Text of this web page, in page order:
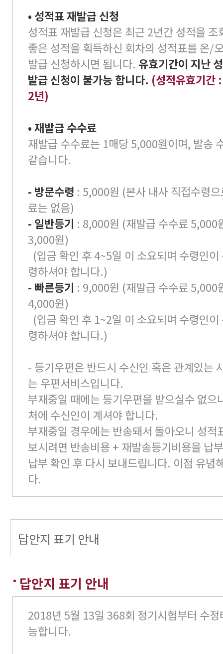
• 성적표 재발급 신청
성적표 재발급 신청은 최근 2년간 성적을 조
좋은 성적을 획득하신 회차의 성적표를 온/
발급 신청하시면 됩니다. 유효기간이 지난
발급 신청이 불가능 합니다. (성적유효기간
2년)
• 재발급 수수료
재발급 수수료는 1매당 5,000원이며, 발송
같습니다.
- 방문수령 : 5,000원 (본사 내사 직접수령
료는 없음)
- 일반등기 : 8,000원 (재발급 수수료 5,000
3,000원)
(입금 확인 후 4~5일 이 소요되며 수령인
령하셔야 합니다.)
- 빠른등기 : 9,000원 (재발급 수수료 5,000
4,000원)
(입금 확인 후 1~2일 이 소요되며 수령인
령하셔야 합니다.)
- 등기우편은 반드시 수신인 혹은 관계있는
는 우편서비스입니다.
부재중일 때에는 등기우편을 받으실수 없으
처에 수신인이 계셔야 합니다.
부재중일 경우에는 반송돼서 돌아오니 성적
보시려면 반송비용 + 재발송등기비용을 납
납부 확인 후 다시 보내드립니다. 이점 유념
다.
답안지 표기 안내
답안지 표기 안내
2018년 5월 13일 368회 정기시험부터 수정
능합니다.